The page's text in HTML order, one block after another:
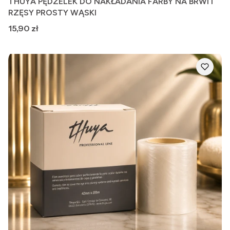
RZĘSY PROSTY WĄSKI
Cena
15,90 zł